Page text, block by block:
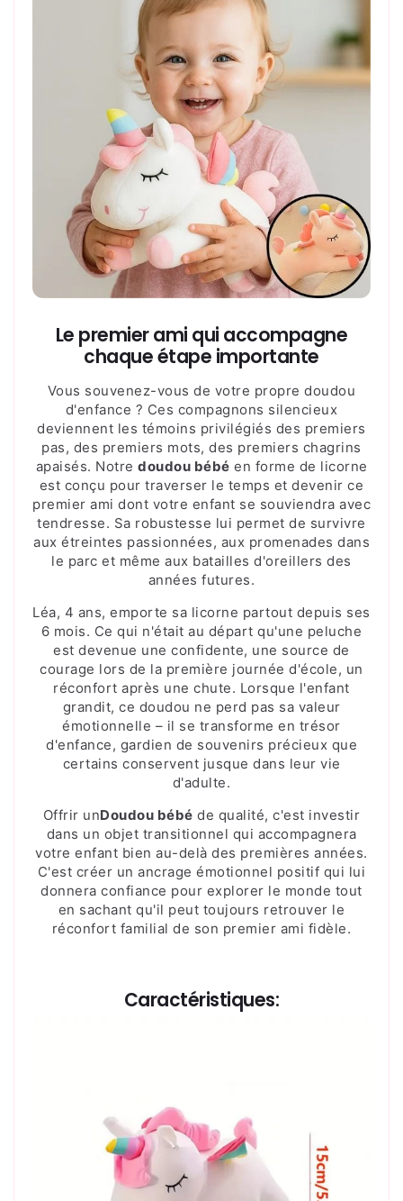
Le premier ami qui accompagne
chaque étape importante
Vous souvenez-vous de votre propre doudou
d'enfance ? Ces compagnons silencieux
deviennent les témoins privilégiés des premiers
pas, des premiers mots, des premiers chagrins
apaisés. Notre doudou bébé en forme de licorne
est conçu pour traverser le temps et devenir ce
premier ami dont votre enfant se souviendra avec
tendresse. Sa robustesse lui permet de survivre
aux étreintes passionnées, aux promenades dans
le parc et même aux batailles d'oreillers des
années futures.
Léa, 4 ans, emporte sa licorne partout depuis ses
6 mois. Ce qui n'était au départ qu'une peluche
est devenue une confidente, une source de
courage lors de la première journée d'école, un
réconfort après une chute. Lorsque l'enfant
grandit, ce doudou ne perd pas sa valeur
émotionnelle – il se transforme en trésor
d'enfance, gardien de souvenirs précieux que
certains conservent jusque dans leur vie
d'adulte.
Offrir unDoudou bébé de qualité, c'est investir
dans un objet transitionnel qui accompagnera
votre enfant bien au-delà des premières années.
C'est créer un ancrage émotionnel positif qui lui
donnera confiance pour explorer le monde tout
en sachant qu'il peut toujours retrouver le
réconfort familial de son premier ami fidèle.
Caractéristiques: